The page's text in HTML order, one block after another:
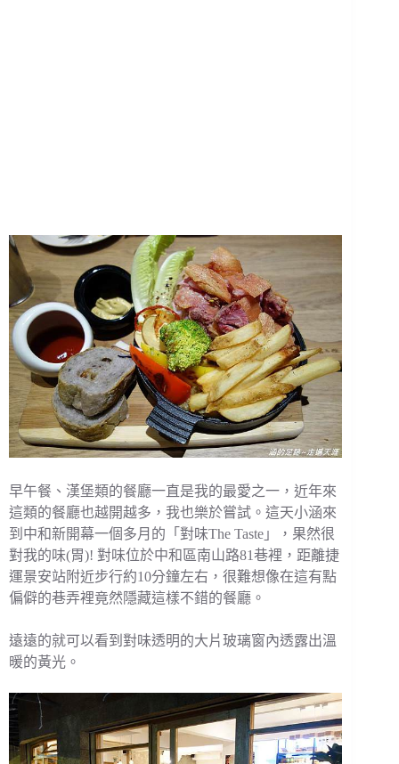
早午餐、漢堡類的餐廳一直是我的最愛之一，近年來
這類的餐廳也越開越多，我也樂於嘗試。這天小涵來
到中和新開幕一個多月的「對味The Taste」，果然很
對我的味(胃)! 對味位於中和區南山路81巷裡，距離捷
運景安站附近步行約10分鐘左右，很難想像在這有點
偏僻的巷弄裡竟然隱藏這樣不錯的餐廳。
遠遠的就可以看到對味透明的大片玻璃窗內透露出溫
暖的黃光。